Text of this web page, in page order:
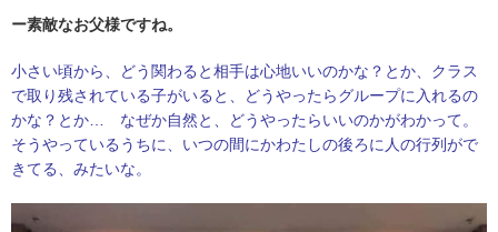
ー素敵なお父様ですね。
小さい頃から、どう関わると相手は心地いいのかな？とか、クラス
で取り残されている子がいると、どうやったらグループに入れるの
かな？とか… なぜか自然と、どうやったらいいのかがわかって。
そうやっているうちに、いつの間にかわたしの後ろに人の行列がで
きてる、みたいな。